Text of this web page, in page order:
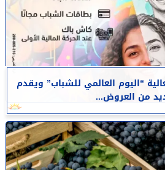
“اليوم العالمي للشباب” ويقدم
من العروض...